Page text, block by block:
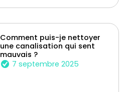
Comment puis-je nettoyer
une canalisation qui sent
mauvais ?
7 septembre 2025